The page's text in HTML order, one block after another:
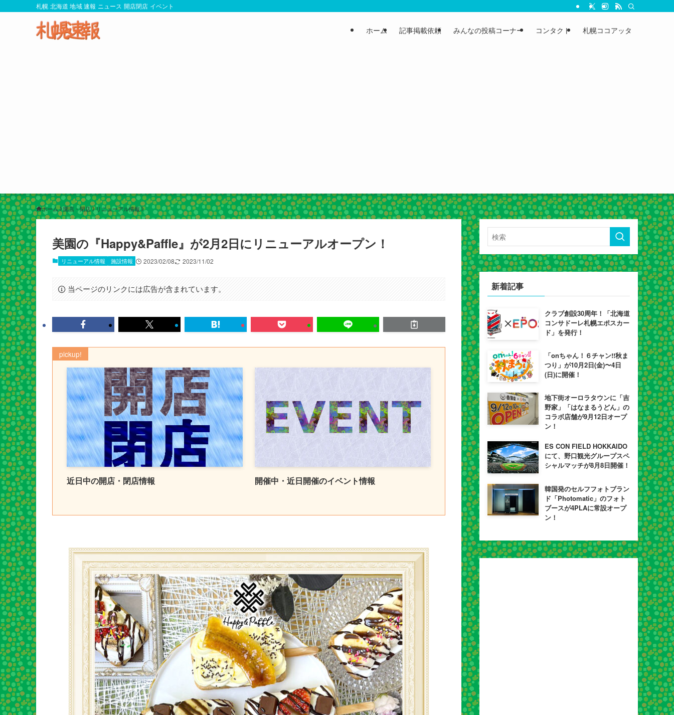
札幌 北海道 地域 速報 ニュース 開店閉店 イベント
ホーム 記事掲載依頼 みんなの投稿コーナー コンタクト 札幌ココアッタ
ホーム 開店・閉店 リニューアル情報
美園の『Happy&Paffle』が2月2日にリニューアルオープン！
リニューアル情報 施設情報 2023/02/08 2023/11/02
当ページのリンクには広告が含まれています。
pickup!
近日中の開店・閉店情報 開催中・近日開催のイベント情報
新着記事
クラブ創設30周年！「北海道
コンサドーレ札幌エポスカー
ド」を発行！
「onちゃん！６チャン!!秋ま
つり」が10月2日(金)〜4日
(日)に開催！
地下街オーロラタウンに「吉
野家」「はなまるうどん」の
コラボ店舗が9月12日オープ
ン！
ES CON FIELD HOKKAIDO
にて、野口観光グループスペ
シャルマッチが8月8日開催！
韓国発のセルフフォトブラン
ド「Photomatic」のフォト
ブースが4PLAに常設オープ
ン！